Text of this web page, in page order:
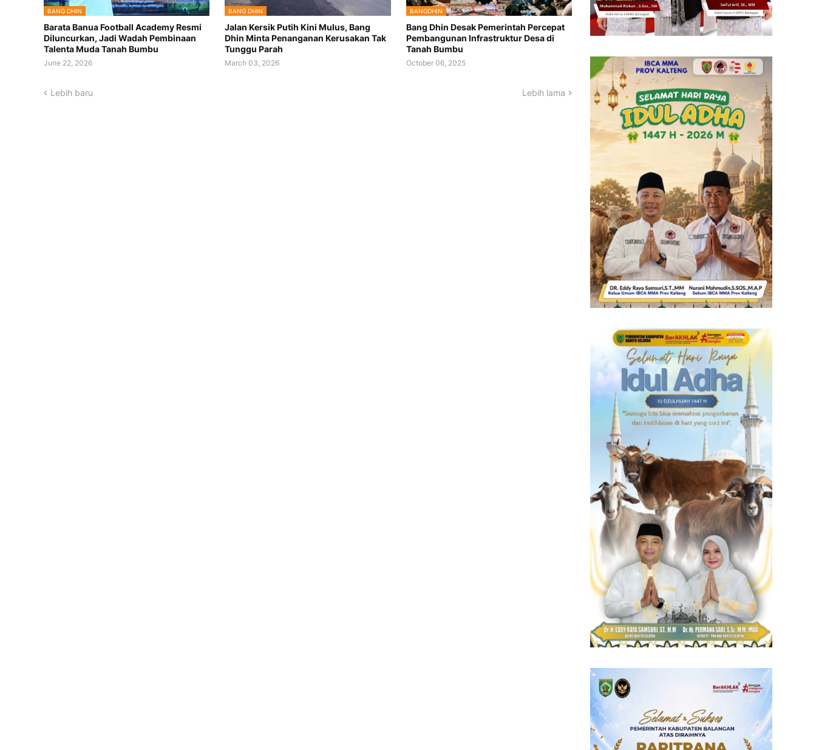
BANG DHIN
Barata Banua Football Academy Resmi
Diluncurkan, Jadi Wadah Pembinaan
Talenta Muda Tanah Bumbu
June 22, 2026
BANG DHIN
Jalan Kersik Putih Kini Mulus, Bang
Dhin Minta Penanganan Kerusakan Tak
Tunggu Parah
March 03, 2026
BANGDHIN
Bang Dhin Desak Pemerintah Percepat
Pembangunan Infrastruktur Desa di
Tanah Bumbu
October 06, 2025
Lebih baru Lebih lama